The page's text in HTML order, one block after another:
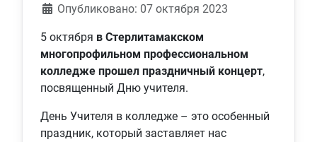
Информация о материале
Опубликовано: 07 октября 2023
5 октября в Стерлитамакском
многопрофильном профессиональном
колледже прошел праздничный концерт,
посвященный Дню учителя.
День Учителя в колледже – это особенный
праздник, который заставляет нас